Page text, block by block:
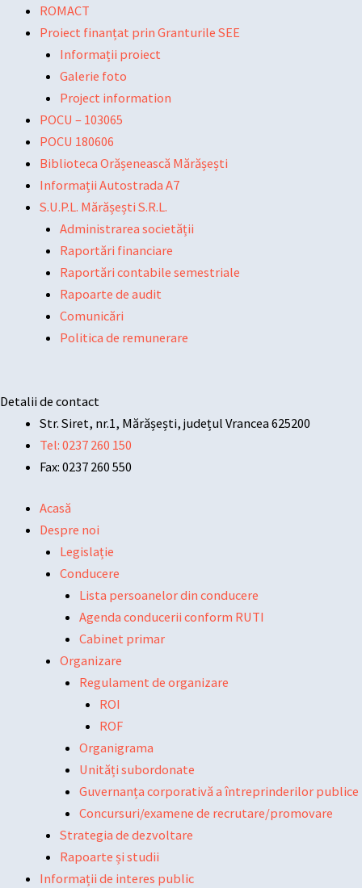
Main
Menu
ROMACT
Proiect finanțat prin Granturile SEE
Informații proiect
Galerie foto
Project information
POCU – 103065
POCU 180606
Biblioteca Orășenească Mărășești
Informații Autostrada A7
S.U.P.L. Mărășești S.R.L.
Administrarea societății
Raportări financiare
Raportări contabile semestriale
Rapoarte de audit
Comunicări
Politica de remunerare
Detalii de contact
Str. Siret, nr.1, Mărășești, județul Vrancea 625200
Tel: 0237 260 150
Fax: 0237 260 550
Acasă
Despre noi
Legislație
Conducere
Lista persoanelor din conducere
Agenda conducerii conform RUTI
Cabinet primar
Organizare
Regulament de organizare
ROI
ROF
Organigrama
Unități subordonate
Guvernanța corporativă a întreprinderilor publice
Concursuri/examene de recrutare/promovare
Strategia de dezvoltare
Rapoarte și studii
Informații de interes public
Main
Menu
Post
navigation